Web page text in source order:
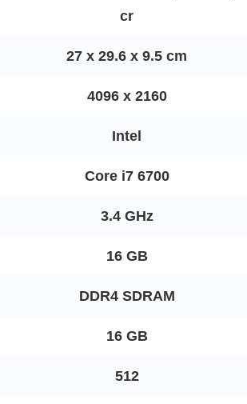
cr
‎27 x 29.6 x 9.5 cm
‎4096 x 2160
‎Intel
‎Core i7 6700
‎3.4 GHz
‎16 GB
‎DDR4 SDRAM
‎16 GB
‎512